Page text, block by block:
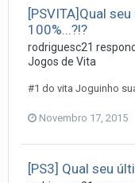
[PSVITA]Qual
100%...?!?
rodriguesc21
Jogos de Vita
#1 do vita Joguinho
Novembro 17, 2015
[PS3] Qual seu